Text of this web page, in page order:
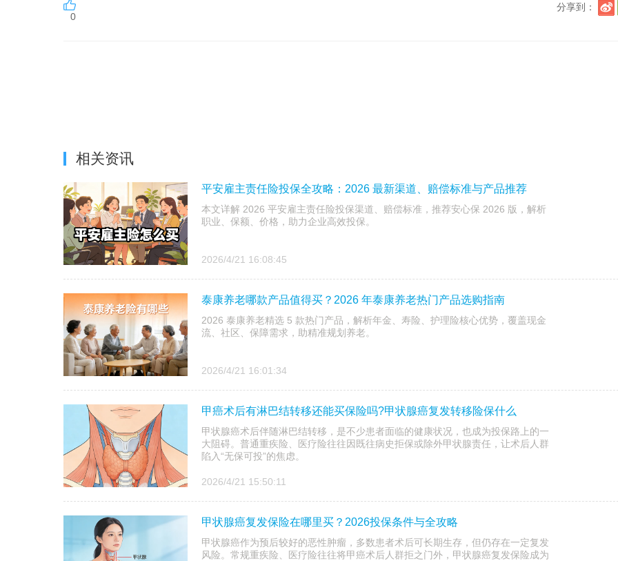
0
分享到：
相关资讯
平安雇主责任险投保全攻略：2026 最新渠道、赔偿标准与产品推荐
本文详解 2026 平安雇主责任险投保渠道、赔偿标准，推荐安心保 2026 版，解析
职业、保额、价格，助力企业高效投保。
2026/4/21 16:08:45
泰康养老哪款产品值得买？2026 年泰康养老热门产品选购指南
2026 泰康养老精选 5 款热门产品，解析年金、寿险、护理险核心优势，覆盖现金
流、社区、保障需求，助精准规划养老。
2026/4/21 16:01:34
甲癌术后有淋巴结转移还能买保险吗?甲状腺癌复发转移险保什么
甲状腺癌术后伴随淋巴结转移，是不少患者面临的健康状况，也成为投保路上的一
大阻碍。普通重疾险、医疗险往往因既往病史拒保或除外甲状腺责任，让术后人群
陷入“无保可投”的焦虑。
2026/4/21 15:50:11
甲状腺癌复发保险在哪里买？2026投保条件与全攻略
甲状腺癌作为预后较好的恶性肿瘤，多数患者术后可长期生存，但仍存在一定复发
风险。常规重疾险、医疗险往往将甲癌术后人群拒之门外，甲状腺癌复发保险成为